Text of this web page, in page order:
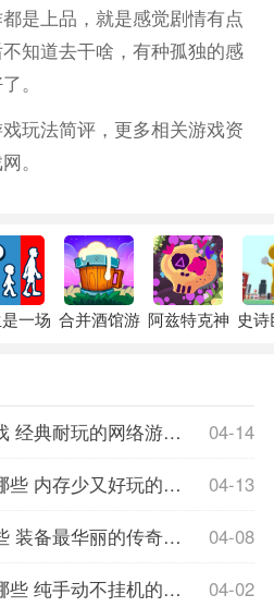
是上品，就是感觉剧情有点
知道去干啥，有种孤独的感
。
玩法简评，更多相关游戏资
。
一场 合并酒馆游 阿兹特克神 史
04-14
玩的网络游戏玩法简评
04-13
存少又好玩的手游推荐
04-08
最华丽的传奇手游推荐
04-02
手动不挂机的游戏推荐